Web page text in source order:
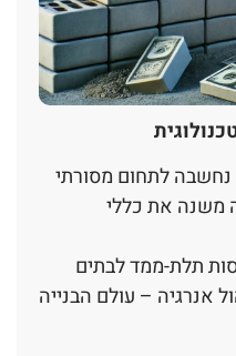
נחשבה לתחום מסורתי
משנה את כללי
תלת-ממד לבתים
אנרגיה – עולם הבנייה